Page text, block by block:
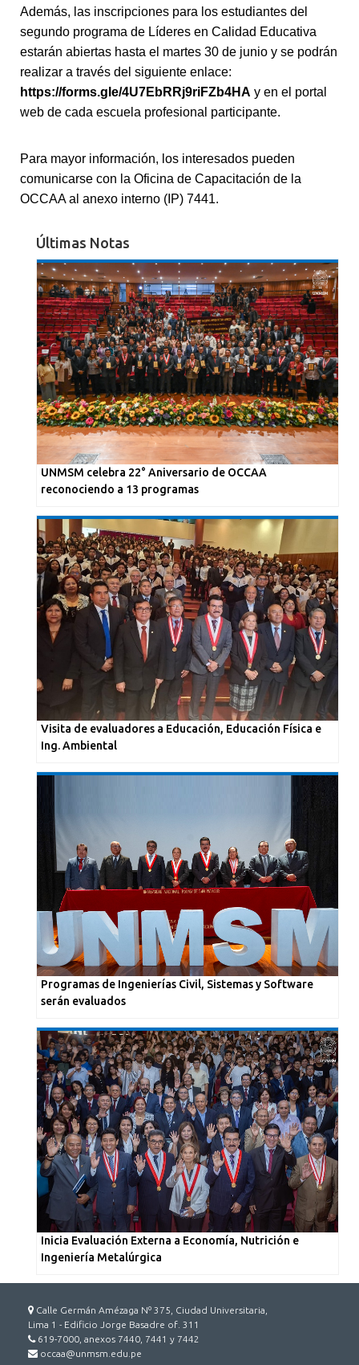
Además, las inscripciones para los estudiantes del
segundo programa de Líderes en Calidad Educativa
estarán abiertas hasta el martes 30 de junio y se podrán
realizar a través del siguiente enlace:
https://forms.gle/4U7EbRRj9riFZb4HA y en el portal
web de cada escuela profesional participante.
Para mayor información, los interesados pueden
comunicarse con la Oficina de Capacitación de la
OCCAA al anexo interno (IP) 7441.
Últimas Notas
UNMSM celebra 22° Aniversario de OCCAA
reconociendo a 13 programas
Visita de evaluadores a Educación, Educación Física e
Ing. Ambiental
Programas de Ingenierías Civil, Sistemas y Software
serán evaluados
Inicia Evaluación Externa a Economía, Nutrición e
Ingeniería Metalúrgica
Calle Germán Amézaga Nº 375, Ciudad Universitaria,
Lima 1 - Edificio Jorge Basadre of. 311
619-7000, anexos 7440, 7441 y 7442
occaa@unmsm.edu.pe